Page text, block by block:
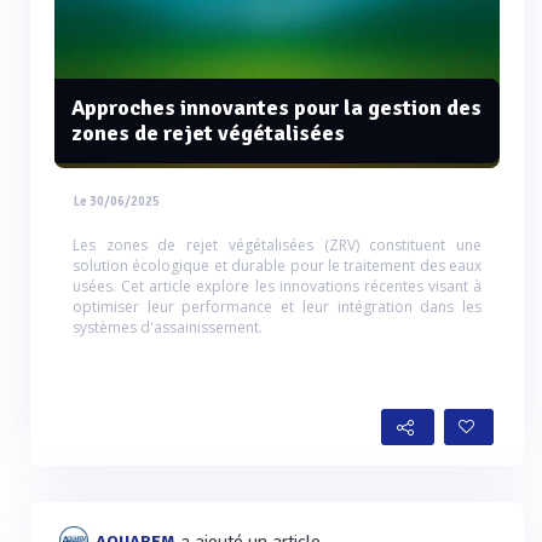
Approches innovantes pour la gestion des
zones de rejet végétalisées
Le 30/06/2025
Les zones de rejet végétalisées (ZRV) constituent une
solution écologique et durable pour le traitement des eaux
usées. Cet article explore les innovations récentes visant à
optimiser leur performance et leur intégration dans les
systèmes d'assainissement.